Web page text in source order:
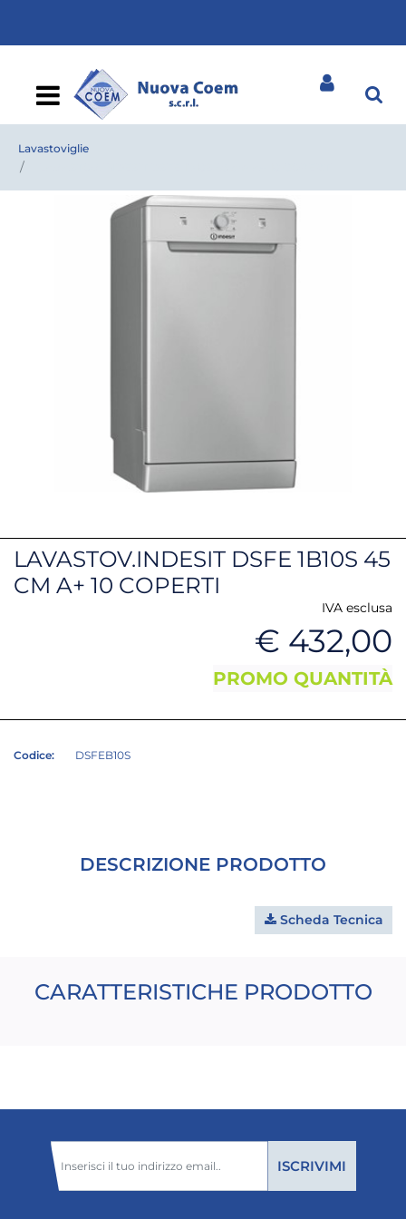
Open
Lavastoviglie
LAVASTOV.INDESIT DSFE 1B10S 45
CM A+ 10 COPERTI
IVA esclusa
€ 432,00
PROMO QUANTITÀ
Codice: DSFEB10S
DESCRIZIONE PRODOTTO
Scheda Tecnica
CARATTERISTICHE PRODOTTO